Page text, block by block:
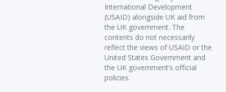
International Development
(USAID) alongside UK aid from
the UK government. The
contents do not necessarily
reflect the views of USAID or the
United States Government and
the UK government’s official
policies.